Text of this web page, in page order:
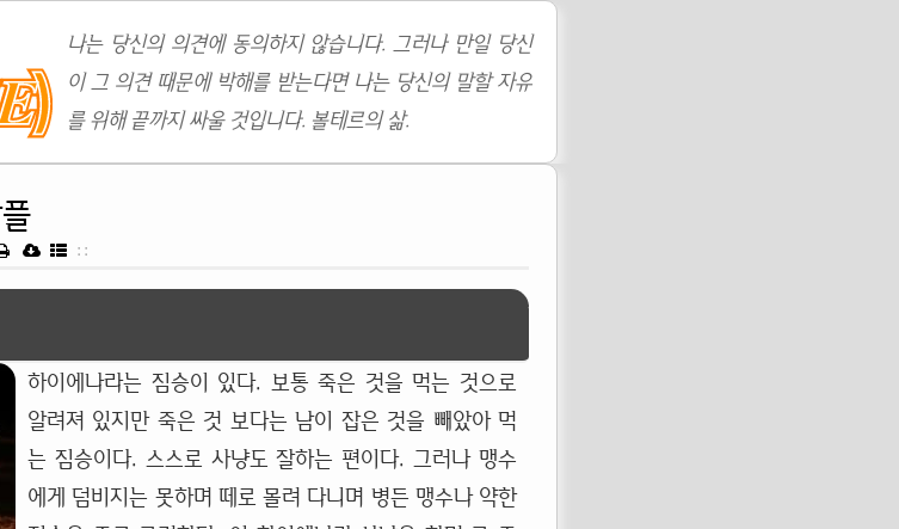
나는 당신의 의견에 동의하지 않습니다. 그러나 만일 당신
이 그 의견 때문에 박해를 받는다면 나는 당신의 말할 자유
를 위해 끝까지 싸울 것입니다. 볼테르의 삶.
::
하이에나라는 짐승이 있다. 보통 죽은 것을 먹는 것으로
알려져 있지만 죽은 것 보다는 남이 잡은 것을 빼았아 먹
는 짐승이다. 스스로 사냥도 잘하는 편이다. 그러나 맹수
에게 덤비지는 못하며 떼로 몰려 다니며 병든 맹수나 약한